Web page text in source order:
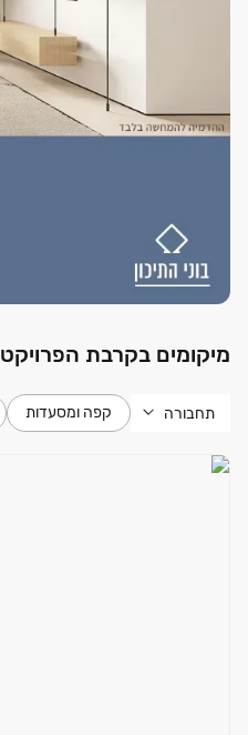
מיקומים בקרבת הפרויקט
תחבורה קפה ומסעדות